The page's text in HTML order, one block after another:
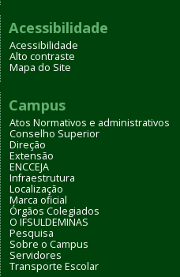
Acessibilidade
Acessibilidade
Alto contraste
Mapa do Site
Campus
Atos Normativos e administrativos
Conselho Superior
Direção
Extensão
ENCCEJA
Infraestrutura
Localização
Marca oficial
Órgãos Colegiados
O IFSULDEMINAS
Pesquisa
Sobre o Campus
Servidores
Transporte Escolar